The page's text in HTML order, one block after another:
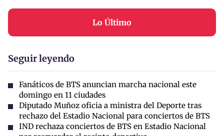
Lo Último
Seguir leyendo
Fanáticos de BTS anuncian marcha nacional este
domingo en 11 ciudades
Diputado Muñoz oficia a ministra del Deporte tras
rechazo del Estadio Nacional para conciertos de BTS
IND rechaza conciertos de BTS en Estadio Nacional